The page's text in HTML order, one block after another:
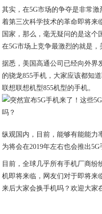
其实，在5G市场的争夺是非常
着第三次科学技术的革命即将来
国家，那么，毫无疑问的是这个
在5G市场上竞争最激烈的就是，
据悉，美国高通公司已经向外界
的骁龙855手机，大家应该都知
联想联想机型855机型的手机。
纵观国内，目前，能够有能能力
为将会在2019年左右也会推出5G
目前，全球几乎所有手机厂商纷
机即将来临，网友们对于即将来
来后大家会换手机吗？欢迎大家